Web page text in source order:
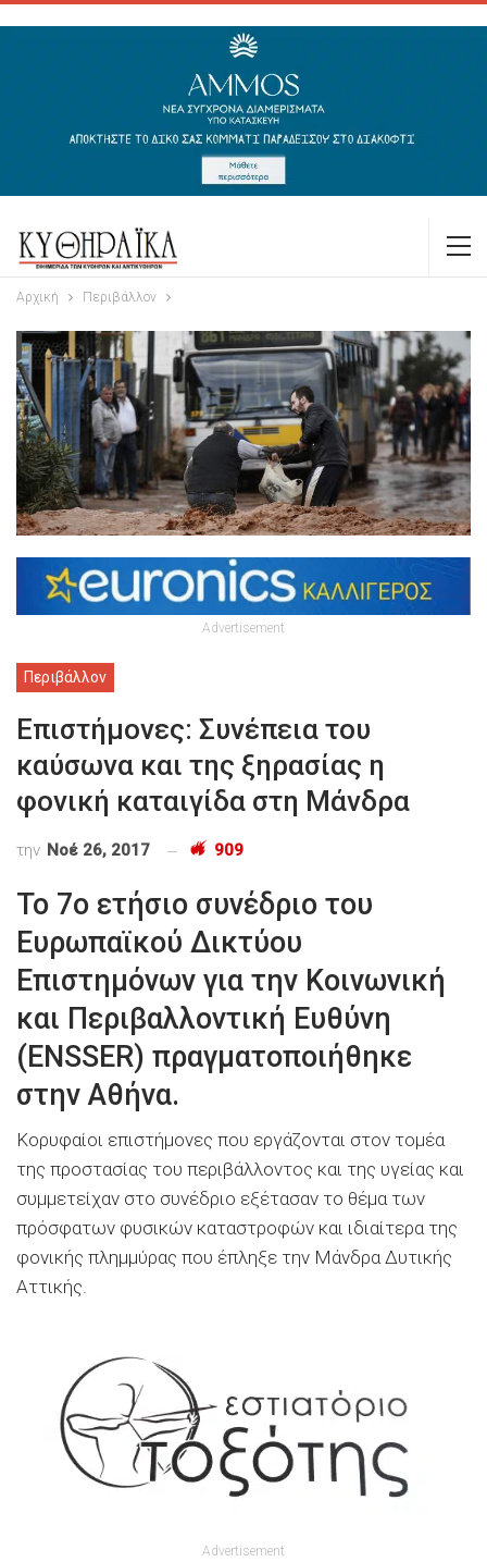
Αρχική Περιβάλλον
Advertisement
Περιβάλλον
Επιστήμονες: Συνέπεια του
καύσωνα και της ξηρασίας η
φονική καταιγίδα στη Μάνδρα
την Νοέ 26, 2017 909
Το 7ο ετήσιο συνέδριο του
Ευρωπαϊκού Δικτύου
Επιστημόνων για την Κοινωνική
και Περιβαλλοντική Ευθύνη
(ENSSER) πραγματοποιήθηκε
στην Αθήνα.
Κορυφαίοι επιστήμονες που εργάζονται στον τομέα
της προστασίας του περιβάλλοντος και της υγείας και
συμμετείχαν στο συνέδριο εξέτασαν το θέμα των
πρόσφατων φυσικών καταστροφών και ιδιαίτερα της
φονικής πλημμύρας που έπληξε την Μάνδρα Δυτικής
Αττικής.
Advertisement